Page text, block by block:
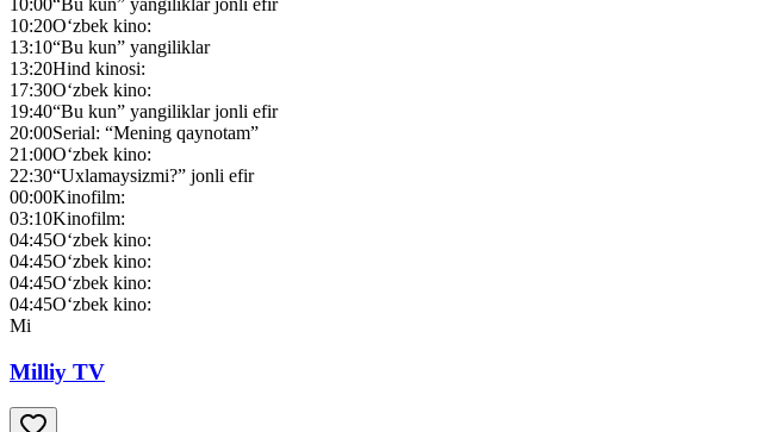
10:20O‘zbek kino:
13:10“Bu kun” yangiliklar
13:20Hind kinosi:
17:30O‘zbek kino:
19:40“Bu kun” yangiliklar jonli efir
20:00Serial: “Mening qaynotam”
21:00O‘zbek kino:
22:30“Uxlamaysizmi?” jonli efir
00:00Kinofilm:
03:10Kinofilm:
04:45O‘zbek kino:
04:45O‘zbek kino:
04:45O‘zbek kino:
04:45O‘zbek kino:
Mi
Milliy TV